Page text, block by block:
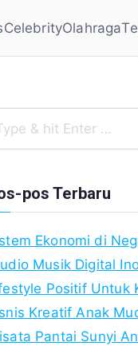
CelebrityOlahraga
pos Terbaru
Ekonomi di
Musik Digital
Positif Untuk
Kreatif Anak
Pantai Sunyi